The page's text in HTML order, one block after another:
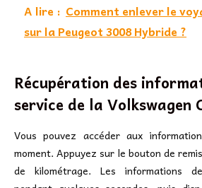
A lire : Comment enlever le
sur la Peugeot 3008 Hybride ?
Récupération des
service de la Volkswagen
Vous pouvez accéder aux
moment. Appuyez sur le bouton de
de kilométrage. Les informations